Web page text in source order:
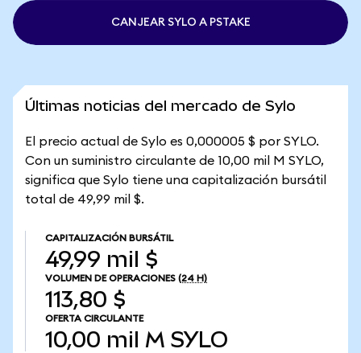
CANJEAR SYLO A PSTAKE
Últimas noticias del mercado de Sylo
El precio actual de Sylo es 0,000005 $ por SYLO.
Con un suministro circulante de 10,00 mil M SYLO,
significa que Sylo tiene una capitalización bursátil
total de 49,99 mil $.
CAPITALIZACIÓN BURSÁTIL
49,99 mil $
VOLUMEN DE OPERACIONES (24 H)
113,80 $
OFERTA CIRCULANTE
10,00 mil M SYLO